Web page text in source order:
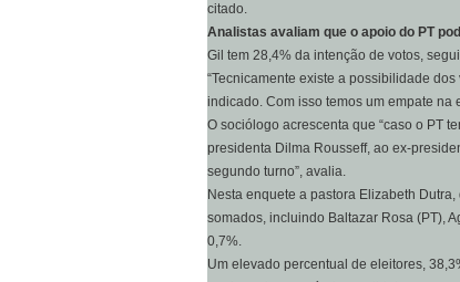
citado.
Analistas avaliam que o apoio do PT
Gil tem 28,4% da intenção de votos,
“Tecnicamente existe a possibilidade
indicado. Com isso temos um empate na
O sociólogo acrescenta que “caso o PT
presidenta Dilma Rousseff, ao ex-
segundo turno”, avalia.
Nesta enquete a pastora Elizabeth
somados, incluindo Baltazar Rosa (PT),
0,7%.
Um elevado percentual de eleitores,